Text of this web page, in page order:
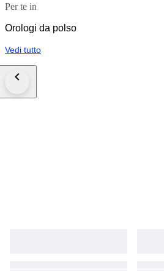
Per te in
Orologi da polso
Vedi tutto